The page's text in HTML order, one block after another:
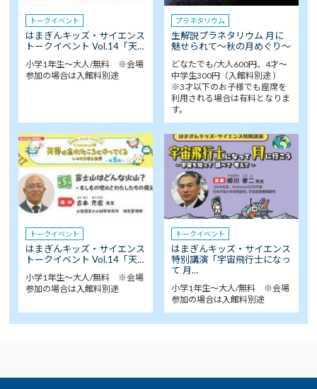
トークイベント
はまぎんキッズ・サイエンス
トークイベント Vol.14「天…
小学1年生～大人/無料 ※会場
参加の場合は入館料別途
プラネタリウム
生解説プラネタリウム 月に
魅せられて～秋の月めぐり～
どなたでも/大人600円、4才～
中学生300円（入館料別途 ）
※3才以下のお子様でも座席を
利用される場合は有料となりま
す。
トークイベント
はまぎんキッズ・サイエンス
トークイベント Vol.14「天…
小学1年生～大人/無料 ※会場
参加の場合は入館料別途
トークイベント
はまぎんキッズ・サイエンス
特別講演「宇宙飛行士になっ
て 月…
小学1年生～大人/無料 ※会場
参加の場合は入館料別途